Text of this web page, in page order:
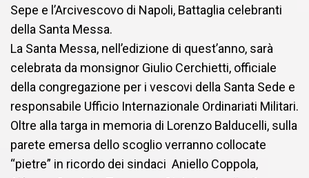
Sepe e l’Arcivescovo di Napoli, Battaglia celebranti
della Santa Messa.
La Santa Messa, nell’edizione di quest’anno, sarà
celebrata da monsignor Giulio Cerchietti, officiale
della congregazione per i vescovi della Santa Sede e
responsabile Ufficio Internazionale Ordinariati Militari.
Oltre alla targa in memoria di Lorenzo Balducelli, sulla
parete emersa dello scoglio verranno collocate
“pietre” in ricordo dei sindaci Aniello Coppola,